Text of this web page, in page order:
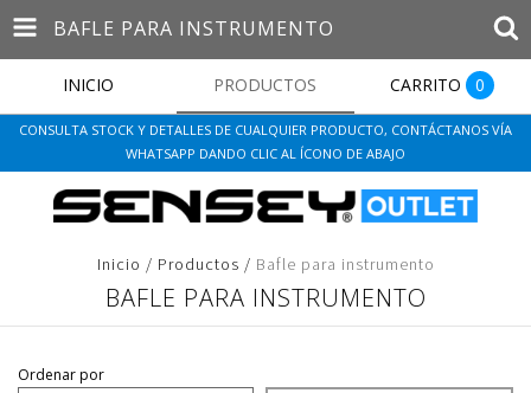
BAFLE PARA INSTRUMENTO
INICIO PRODUCTOS CARRITO 0
CONSULTA STOCK Y DETALLES DE CUALQUIER PRODUCTO, CONTÁCTANOS VÍA
WHATSAPP DANDO CLIC AL ÍCONO DE ABAJO
Inicio / Productos / Bafle para instrumento
BAFLE PARA INSTRUMENTO
Ordenar por